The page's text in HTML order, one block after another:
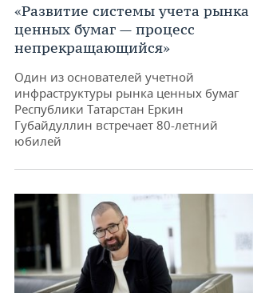
«Развитие системы учета рынка
ценных бумаг — процесс
непрекращающийся»
Один из основателей учетной
инфраструктуры рынка ценных бумаг
Республики Татарстан Еркин
Губайдуллин встречает 80-летний
юбилей